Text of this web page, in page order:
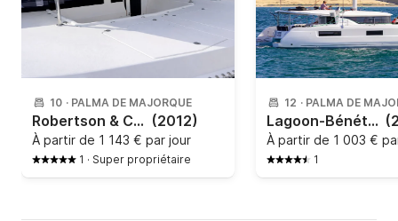
10 · PALMA DE MAJORQUE
Robertson & Caine - Leopard 44 (2012)
À partir de 1 143 € par jour
1 · Super propriétaire
12 · PALMA DE
Lagoon-Bénéteau - Lagoon 46 - 4 + 2 cab.
À partir de 1 003 €
1